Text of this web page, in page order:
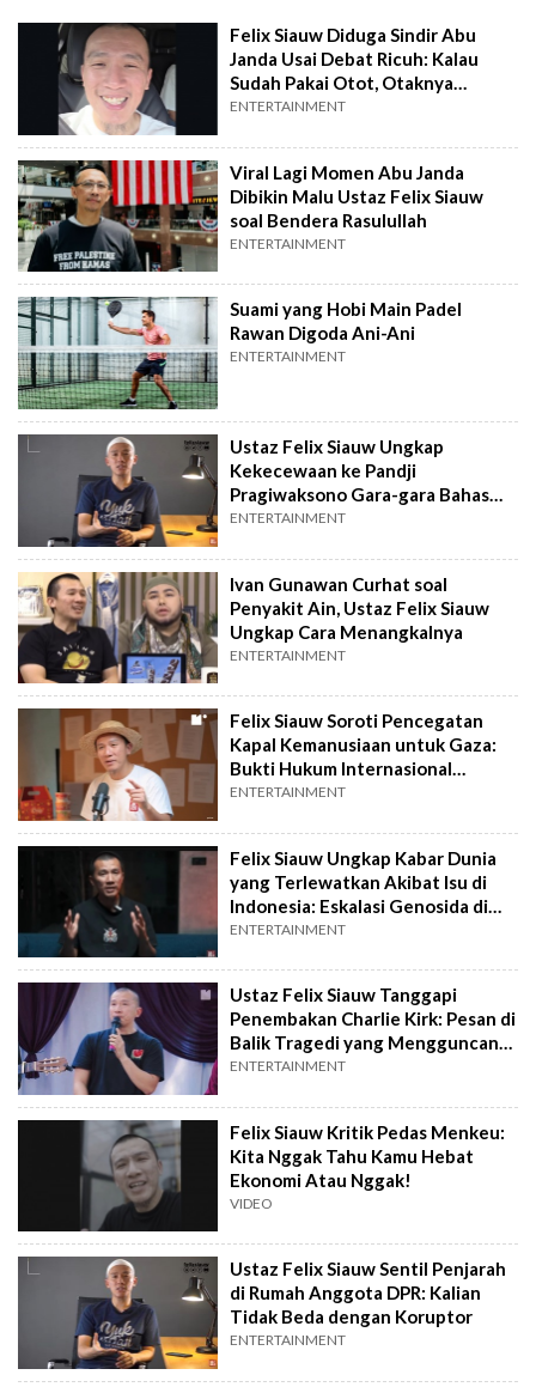
Felix Siauw Diduga Sindir Abu
Janda Usai Debat Ricuh: Kalau
Sudah Pakai Otot, Otaknya
Enggak Ada
ENTERTAINMENT
Viral Lagi Momen Abu Janda
Dibikin Malu Ustaz Felix Siauw
soal Bendera Rasulullah
ENTERTAINMENT
Suami yang Hobi Main Padel
Rawan Digoda Ani-Ani
ENTERTAINMENT
Ustaz Felix Siauw Ungkap
Kekecewaan ke Pandji
Pragiwaksono Gara-gara Bahas
Tambang
ENTERTAINMENT
Ivan Gunawan Curhat soal
Penyakit Ain, Ustaz Felix Siauw
Ungkap Cara Menangkalnya
ENTERTAINMENT
Felix Siauw Soroti Pencegatan
Kapal Kemanusiaan untuk Gaza:
Bukti Hukum Internasional
Diabaikan
ENTERTAINMENT
Felix Siauw Ungkap Kabar Dunia
yang Terlewatkan Akibat Isu di
Indonesia: Eskalasi Genosida di
Gaza
ENTERTAINMENT
Ustaz Felix Siauw Tanggapi
Penembakan Charlie Kirk: Pesan di
Balik Tragedi yang Mengguncang
Amerika
ENTERTAINMENT
Felix Siauw Kritik Pedas Menkeu:
Kita Nggak Tahu Kamu Hebat
Ekonomi Atau Nggak!
VIDEO
Ustaz Felix Siauw Sentil Penjarah
di Rumah Anggota DPR: Kalian
Tidak Beda dengan Koruptor
ENTERTAINMENT